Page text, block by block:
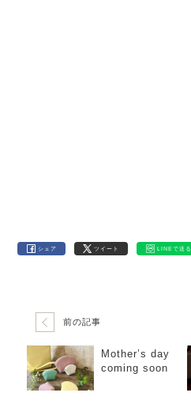
シェア ツイート LINEで送る
前の記事
Mother’s day
coming soon